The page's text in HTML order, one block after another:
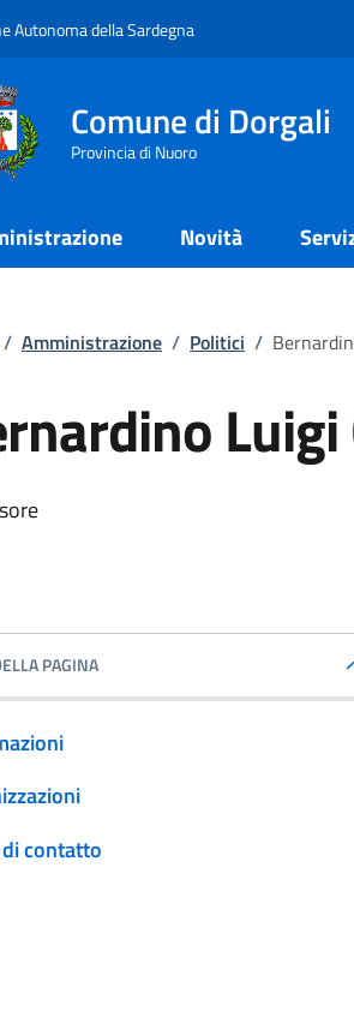
Autonoma della Sardegna
Comune di Dorgali
Provincia di Nuoro
Novità
/ Amministrazione / Politici /
PAGINA
contatto